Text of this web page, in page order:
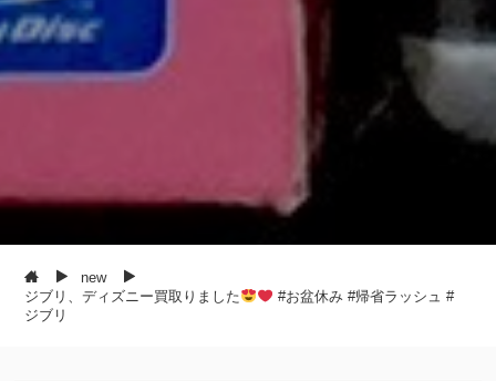
new
ジブリ、ディズニー買取りました
#お盆休み #帰省ラッシュ #
ジブリ